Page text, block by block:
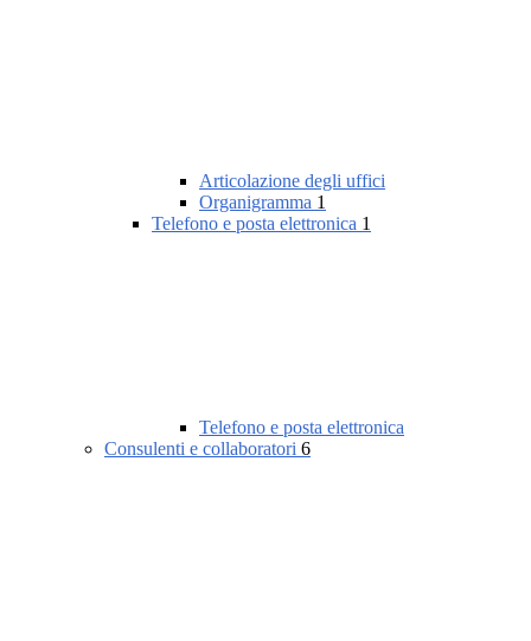
Articolazione degli uffici
Organigramma 1
Telefono e posta elettronica 1
Telefono e posta elettronica
Consulenti e collaboratori 6